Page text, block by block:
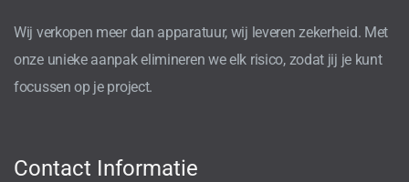
Wij verkopen meer dan apparatuur, wij leveren zekerheid. Met
onze unieke aanpak elimineren we elk risico, zodat jij je kunt
focussen op je project.
Contact Informatie